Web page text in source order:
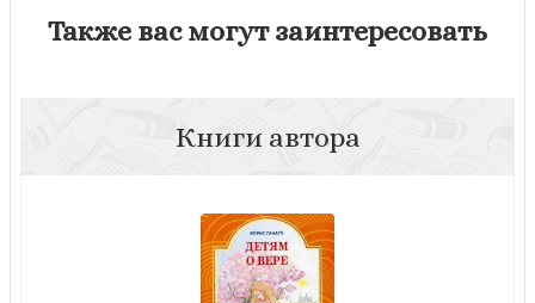
Также вас могут заинтересовать
Книги автора